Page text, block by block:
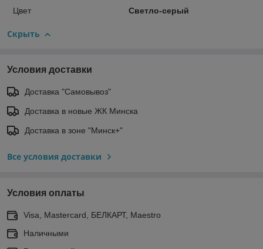
Цвет Светло-серый
Скрыть
Условия доставки
Доставка "Самовывоз"
Доставка в новые ЖК Минска
Доставка в зоне "Минск+"
Все условия доставки
Условия оплаты
Visa, Mastercard, БЕЛКАРТ, Maestro
Наличными